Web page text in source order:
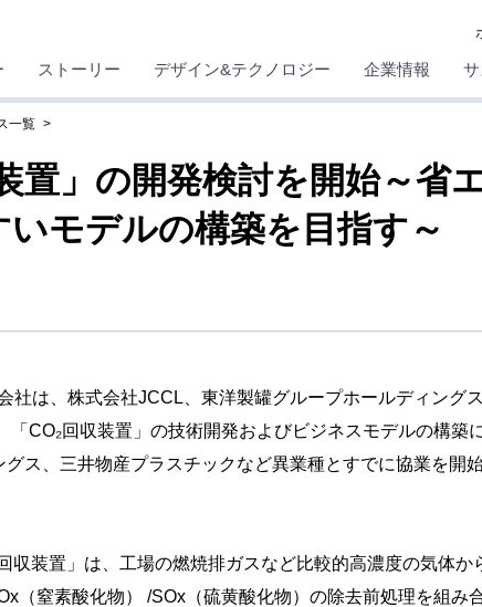
ストーリー デザイン&テクノロジー 企業情報
一覧
置」の開発検討を開始～省
モデルの構築を目指す～
は、株式会社JCCL、東洋製罐グループホールディング
CO₂回収装置」の技術開発およびビジネスモデルの構築
ス、三井物産プラスチックなど異業種とすでに協業を開
装置」は、工場の燃焼排ガスなど比較的高濃度の気体か
（窒素酸化物） /SOx（硫黄酸化物）の除去前処理を組み